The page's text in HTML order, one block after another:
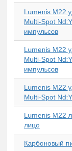
Lumenis M22
Multi-Spot
импульсов
Lumenis M22
Multi-Spot
импульсов
Lumenis M22
Multi-Spot
Lumenis M22
лицо
Карбоновый